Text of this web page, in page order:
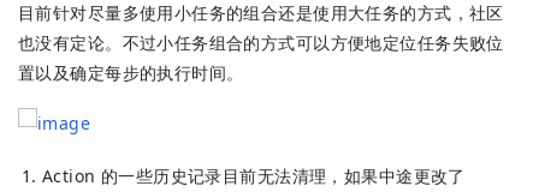
目前针对尽量多使用小任务的组合还是使用大任务的方式，社区
也没有定论。不过小任务组合的方式可以方便地定位任务失败位
置以及确定每步的执行时间。
Action 的一些历史记录目前无法清理，如果中途更改了